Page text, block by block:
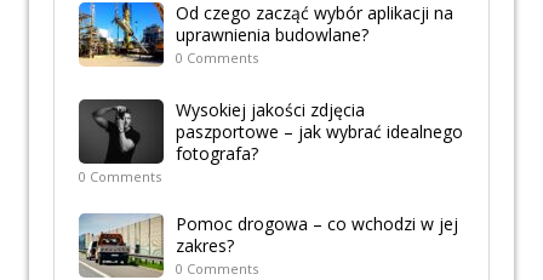
Od czego zacząć wybór aplikacji na
uprawnienia budowlane?
0 Comments
Wysokiej jakości zdjęcia
paszportowe – jak wybrać idealnego
fotografa?
0 Comments
Pomoc drogowa – co wchodzi w jej
zakres?
0 Comments